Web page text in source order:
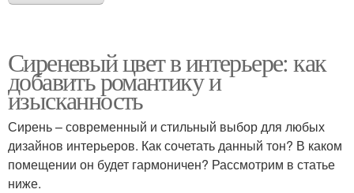
Сиреневый цвет в интерьере: как
добавить романтику и
изысканность
Сирень – современный и стильный выбор для любых
дизайнов интерьеров. Как сочетать данный тон? В каком
помещении он будет гармоничен? Рассмотрим в статье
ниже.